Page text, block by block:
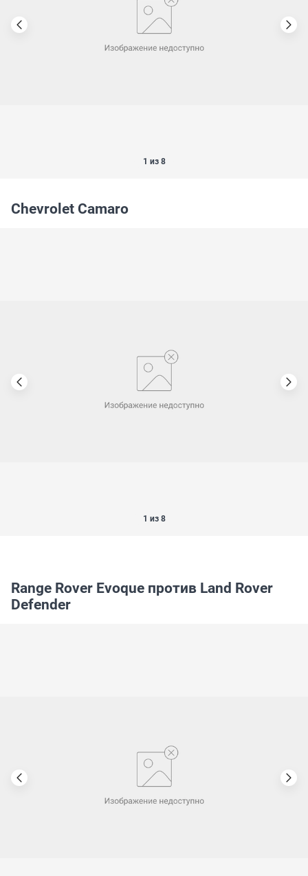
1 из 8
Chevrolet Camaro
1 из 8
Range Rover Evoque против Land Rover
Defender